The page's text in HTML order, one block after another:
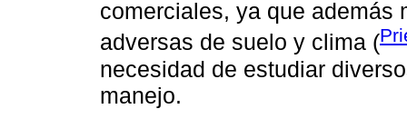
comerciales, ya que además
adversas de suelo y clima (
necesidad de estudiar
manejo.